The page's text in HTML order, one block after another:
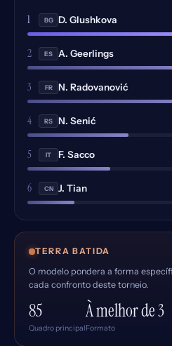
1 BG D. Glushkova
2 ES A. Geerlings
3 FR N. Radovanović
4 RS N. Senić
5 IT F. Sacco
6 CN J. Tian
TERRA BATIDA
O modelo pondera a forma
cada confronto deste torneio.
85
Quadro principal
À melhor de 3
Formato